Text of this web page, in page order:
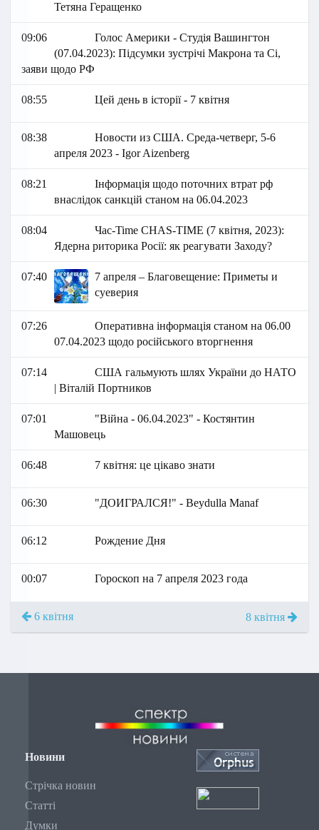
Тетяна Геращенко
09:06
Голос Америки - Студія Вашингтон
(07.04.2023): Підсумки зустрічі Макрона та Сі,
заяви щодо РФ
08:55 Цей день в історії - 7 квітня
08:38
Новости из США. Среда-четверг, 5-6
апреля 2023 - Igor Aizenberg
08:21
Інформація щодо поточних втрат рф
внаслідок санкцій станом на 06.04.2023
08:04
Час-Time CHAS-TIME (7 квітня, 2023):
Ядерна риторика Росії: як реагувати Заходу?
07:40
7 апреля – Благовещение: Приметы и
суеверия
07:26
Оперативна інформація станом на 06.00
07.04.2023 щодо російського вторгнення
07:14
США гальмують шлях України до НАТО
| Віталій Портников
07:01
"Війна - 06.04.2023" - Костянтин
Машовець
06:48 7 квітня: це цікаво знати
06:30 "ДОИГРАЛСЯ!" - Beydulla Manaf
06:12 Рождение Дня
00:07 Гороскоп на 7 апреля 2023 года
6 квітня 8 квітня
Новини
Стрічка новин
Статті
Думки